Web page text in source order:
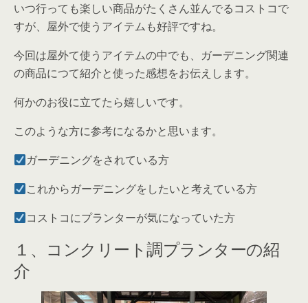
いつ行っても楽しい商品がたくさん並んでるコストコで
すが、屋外で使うアイテムも好評ですね。
今回は屋外て使うアイテムの中でも、ガーデニング関連
の商品につて紹介と使った感想をお伝えします。
何かのお役に立てたら嬉しいです。
このような方に参考になるかと思います。
ガーデニングをされている方
これからガーデニングをしたいと考えている方
コストコにプランターが気になっていた方
１、コンクリート調プランターの紹
介